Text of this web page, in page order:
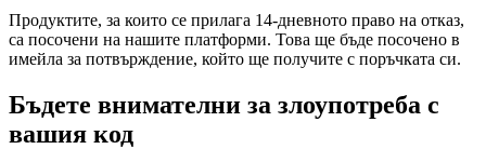
Продуктите, за които се прилага 14-дневното право на отказ,
са посочени на нашите платформи. Това ще бъде посочено в
имейла за потвърждение, който ще получите с поръчката си.
Бъдете внимателни за злоупотреба с
вашия код